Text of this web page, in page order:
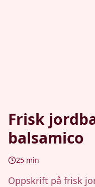
Frisk
balsamico
25 min
Oppskrift på frisk